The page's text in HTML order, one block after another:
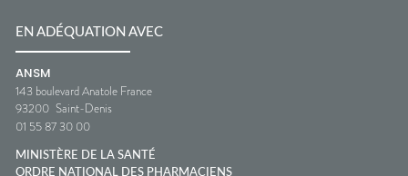
EN ADÉQUATION AVEC
ANSM
143 boulevard Anatole France
93200 Saint-Denis
01 55 87 30 00
MINISTÈRE DE LA SANTÉ
ORDRE NATIONAL DES PHARMACIENS